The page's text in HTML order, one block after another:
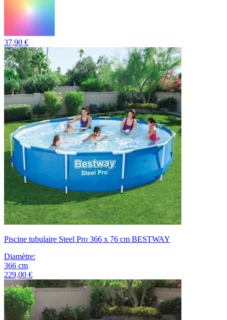
37,90 €
Piscine tubulaire Steel Pro 366 x 76 cm BESTWAY
Diamètre:
366 cm
229,00 €